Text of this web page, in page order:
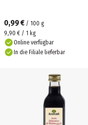
0,99 € / 100 g
9,90 € / 1 kg
Online verfügbar
In die Filiale lieferbar